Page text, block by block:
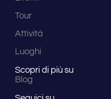
Tour
Attività
Luoghi
Scopri di più su
Blog